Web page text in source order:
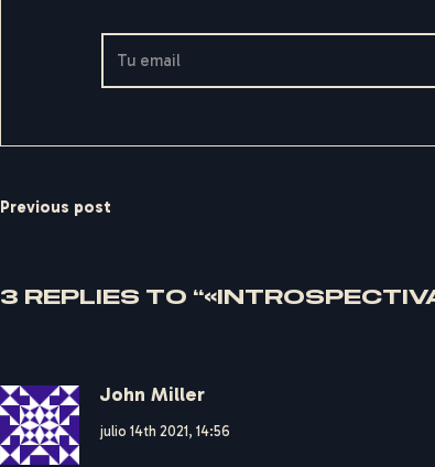
Previous post
3 REPLIES TO
John Miller
julio 14th 2021,14:56